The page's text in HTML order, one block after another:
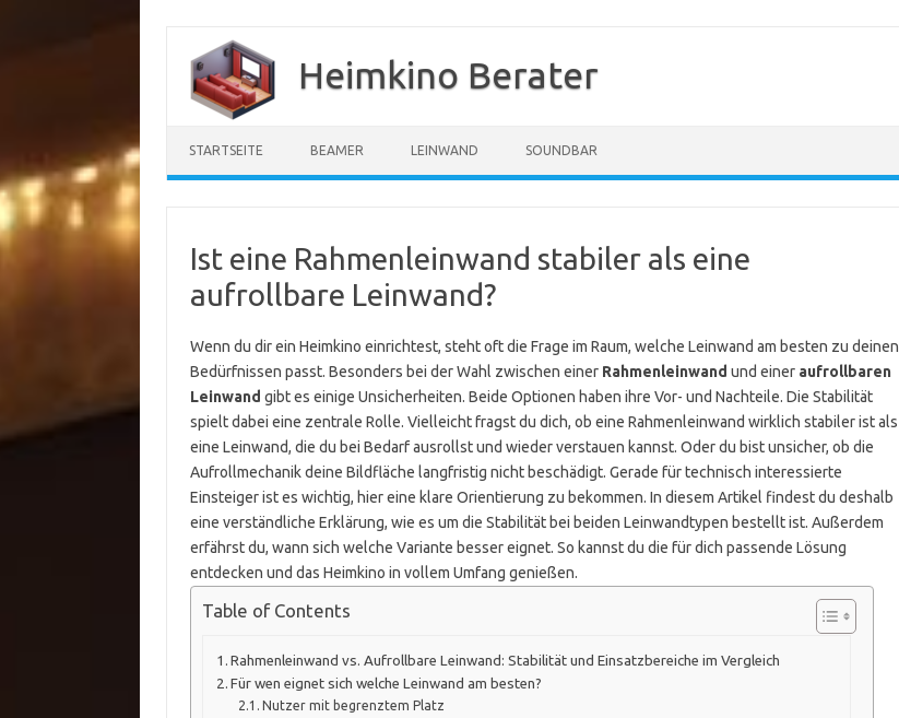
springen
Heimkino Berater
STARTSEITE BEAMER LEINWAND SOUNDBAR
Ist eine Rahmenleinwand stabiler als eine
aufrollbare Leinwand?
Wenn du dir ein Heimkino einrichtest, steht oft die Frage im Raum, welche Leinwand am besten zu deinen
Bedürfnissen passt. Besonders bei der Wahl zwischen einer Rahmenleinwand und einer aufrollbaren
Leinwand gibt es einige Unsicherheiten. Beide Optionen haben ihre Vor- und Nachteile. Die Stabilität
spielt dabei eine zentrale Rolle. Vielleicht fragst du dich, ob eine Rahmenleinwand wirklich stabiler ist als
eine Leinwand, die du bei Bedarf ausrollst und wieder verstauen kannst. Oder du bist unsicher, ob die
Aufrollmechanik deine Bildfläche langfristig nicht beschädigt. Gerade für technisch interessierte
Einsteiger ist es wichtig, hier eine klare Orientierung zu bekommen. In diesem Artikel findest du deshalb
eine verständliche Erklärung, wie es um die Stabilität bei beiden Leinwandtypen bestellt ist. Außerdem
erfährst du, wann sich welche Variante besser eignet. So kannst du die für dich passende Lösung
entdecken und das Heimkino in vollem Umfang genießen.
Table of Contents
Rahmenleinwand vs. Aufrollbare Leinwand: Stabilität und Einsatzbereiche im Vergleich
Für wen eignet sich welche Leinwand am besten?
Nutzer mit begrenztem Platz